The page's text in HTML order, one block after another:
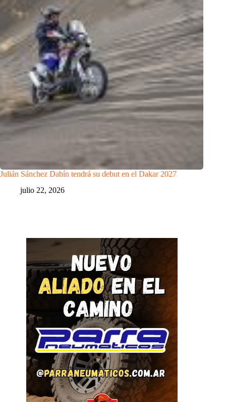
Julián Sánchez Dabín tendrá su debut en el Dakar 2027
julio 22, 2026